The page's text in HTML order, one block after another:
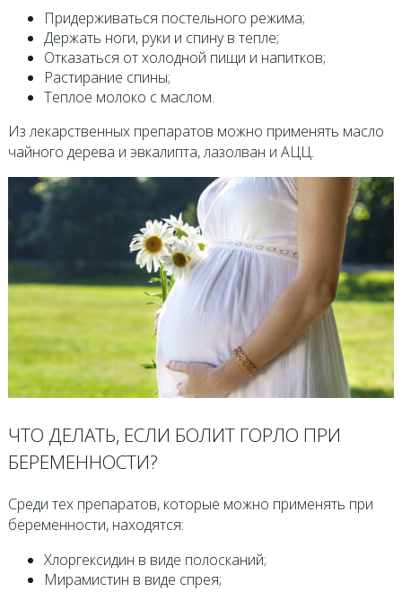
Придерживаться постельного режима;
Держать ноги, руки и спину в тепле;
Отказаться от холодной пищи и напитков;
Растирание спины;
Теплое молоко с маслом.
Из лекарственных препаратов можно применять масло
чайного дерева и эвкалипта, лазолван и АЦЦ.
ЧТО ДЕЛАТЬ, ЕСЛИ БОЛИТ ГОРЛО ПРИ
БЕРЕМЕННОСТИ?
Среди тех препаратов, которые можно применять при
беременности, находятся:
Хлоргексидин в виде полосканий;
Мирамистин в виде спрея;